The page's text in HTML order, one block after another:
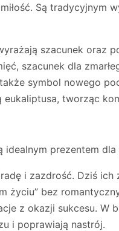
Są tradycyjnym
szacunek oraz
szacunek dla
symbol nowego
tworząc
prezentem
i zazdrość. Dziś ich
życiu” bez
z okazji sukcesu. W
i poprawiają nastrój.